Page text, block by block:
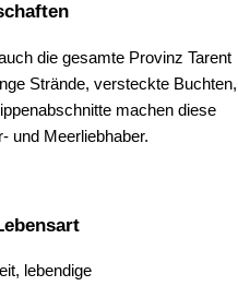
die gesamte Provinz Tarent
Strände, versteckte Buchten,
machen diese
und Meerliebhaber.
lebendige